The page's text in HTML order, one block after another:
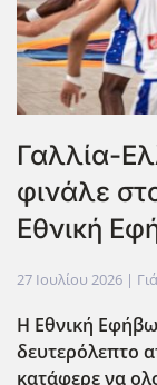
Γαλλία-
φινάλε
Εθνική
27 Ιουλίου 2026 |
Η Εθνική
δευτερόλεπτο
κατάφερε να